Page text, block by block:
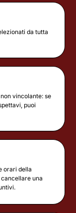
da tutta
vincolante: se
puoi
orari della
una